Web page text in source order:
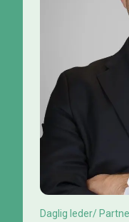
Daglig leder/